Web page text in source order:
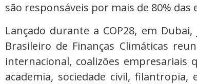
são responsáveis por mais de 80%
Lançado durante a COP28, em
Brasileiro de Finanças Climáticas
internacional, coalizões empresariais
academia, sociedade civil,